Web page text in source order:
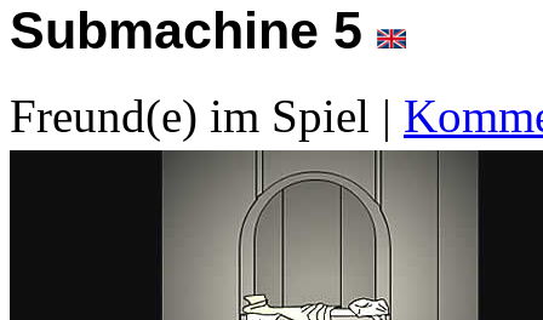
Submachine 5
Freund(e) im Spiel |